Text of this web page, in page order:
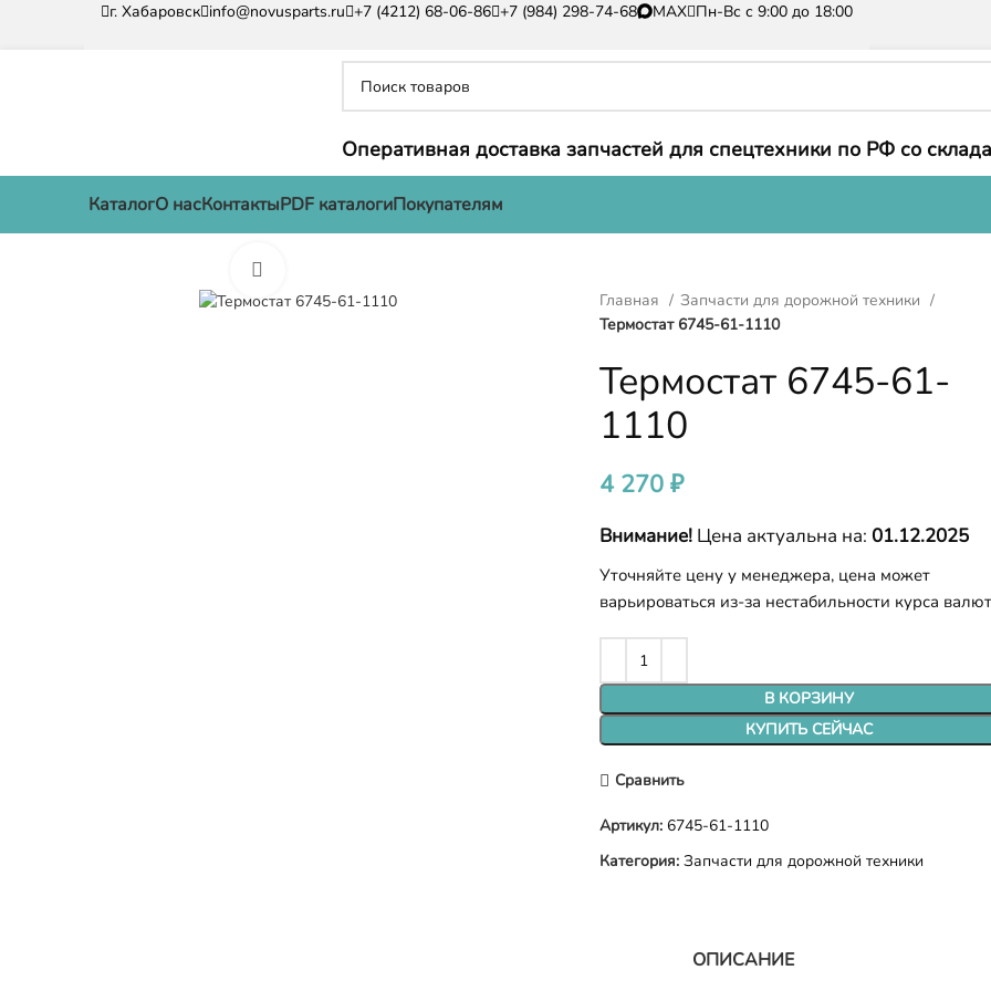
г. Хабаровск info@novusparts.ru +7 (4212) 68-06-86 +7 (984) 298-74-68 MAX Пн-Вс с 9:00 до 18:00
Оперативная доставка запчастей для спецтехники по РФ со
КаталогО насКонтактыPDF каталогиПокупателям
Главная
Запчасти для дорожной техники
Термостат 6745-61-1110
Термостат 6745-61-
1110
4 270₽
Внимание! Цена актуальна на: 01.12.2025
Уточняйте цену у менеджера, цена может
варьироваться из-за нестабильности курса
В КОРЗИНУ
КУПИТЬ СЕЙЧАС
Сравнить
Артикул: 6745-61-1110
Категория: Запчасти для дорожной техники
ОПИСАНИЕ